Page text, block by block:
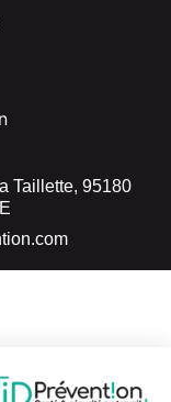
Taillette, 95180